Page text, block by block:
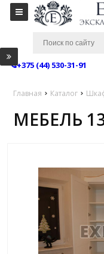
+375 (44) 530-31-91
Главная Каталог
МЕБЕЛЬ